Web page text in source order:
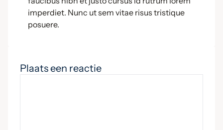
imperdiet. Nunc ut sem vitae risus tristique
posuere.
Plaats een reactie